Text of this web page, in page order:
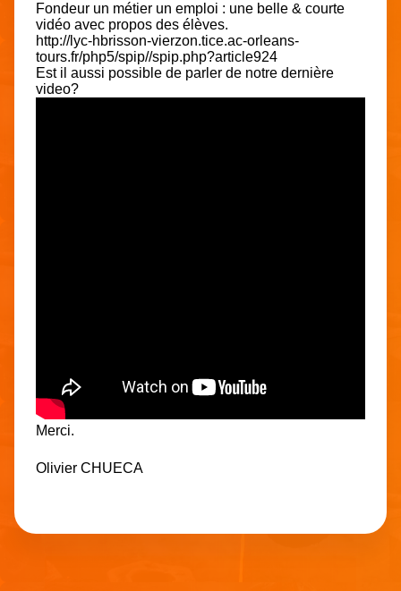
Fondeur un métier un emploi : une belle & courte
vidéo avec propos des élèves.
http://lyc-hbrisson-vierzon.tice.ac-orleans-
tours.fr/php5/spip//spip.php?article924
Est il aussi possible de parler de notre dernière
video?
Merci.
Olivier CHUECA